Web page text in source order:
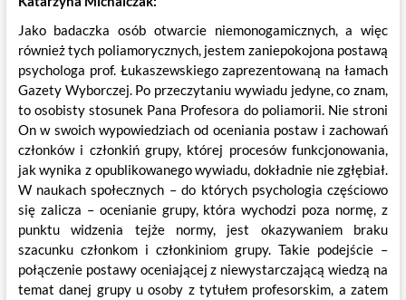
Jako badaczka osób otwarcie niemonogamicznych, a więc
również tych poliamorycznych, jestem zaniepokojona postawą
psychologa prof. Łukaszewskiego zaprezentowaną na łamach
Gazety Wyborczej. Po przeczytaniu wywiadu jedyne, co znam,
to osobisty stosunek Pana Profesora do poliamorii. Nie stroni
On w swoich wypowiedziach od oceniania postaw i zachowań
członków i członkiń grupy, której procesów funkcjonowania,
jak wynika z opublikowanego wywiadu, dokładnie nie zgłębiał.
W naukach społecznych – do których psychologia częściowo
się zalicza – ocenianie grupy, która wychodzi poza normę, z
punktu widzenia tejże normy, jest okazywaniem braku
szacunku członkom i członkiniom grupy. Takie podejście –
połączenie postawy oceniającej z niewystarczającą wiedzą na
temat danej grupy u osoby z tytułem profesorskim, a zatem